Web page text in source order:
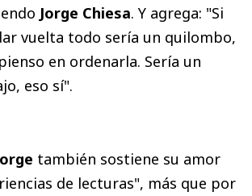
Jorge Chiesa. Y agrega: "Si
vuelta todo sería un quilombo,
en ordenarla. Sería un
eso sí".
también sostiene su amor
de lecturas", más que por